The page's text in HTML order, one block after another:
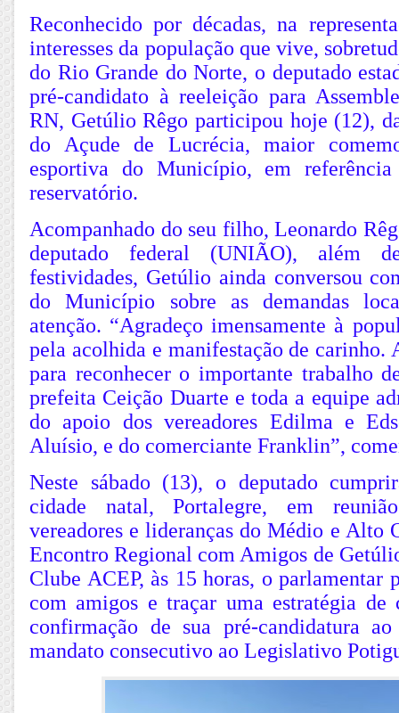
Reconhecido por décadas, na
interesses da população que vive,
do Rio Grande do Norte, o deputado
pré-candidato à reeleição para
RN, Getúlio Rêgo participou hoje (12),
do Açude de Lucrécia, maior
esportiva do Município, em
reservatório.
Acompanhado do seu filho, Leonardo
deputado federal (UNIÃO), além
festividades, Getúlio ainda conversou
do Município sobre as demandas
atenção. “Agradeço imensamente à
pela acolhida e manifestação de carinho.
para reconhecer o importante trabalho
prefeita Ceição Duarte e toda a equipe
do apoio dos vereadores Edilma e
Aluísio, e do comerciante Franklin”,
Neste sábado (13), o deputado
cidade natal, Portalegre, em
vereadores e lideranças do Médio e Alto
Encontro Regional com Amigos de
Clube ACEP, às 15 horas, o parlamentar
com amigos e traçar uma estratégia de
confirmação de sua pré-candidatura
mandato consecutivo ao Legislativo